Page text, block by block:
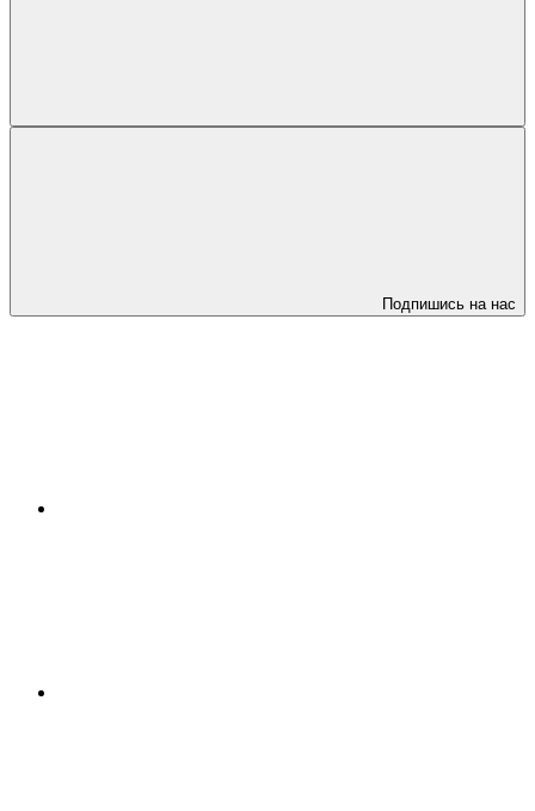
Подпишись на нас